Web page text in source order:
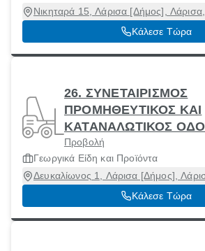
Νικηταρά 15, Λάρισα [Δήμος],
Κάλεσε Τώρα
26. ΣΥΝΕΤΑΙΡΙΣΜΟΣ
ΠΡΟΜΗΘΕΥΤΙΚΟΣ ΚΑΙ
ΚΑΤΑΝΑΛΩΤΙΚΟΣ
Προβολή
Γεωργικά Είδη και Προϊόντα
Δευκαλίωνος 1, Λάρισα [Δήμος],
Κάλεσε Τώρα